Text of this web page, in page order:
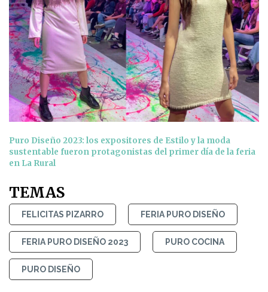
Puro Diseño 2023: los expositores de Estilo y la moda
sustentable fueron protagonistas del primer día de la feria
en La Rural
TEMAS
FELICITAS PIZARRO FERIA PURO DISEÑO
FERIA PURO DISEÑO 2023 PURO COCINA
PURO DISEÑO